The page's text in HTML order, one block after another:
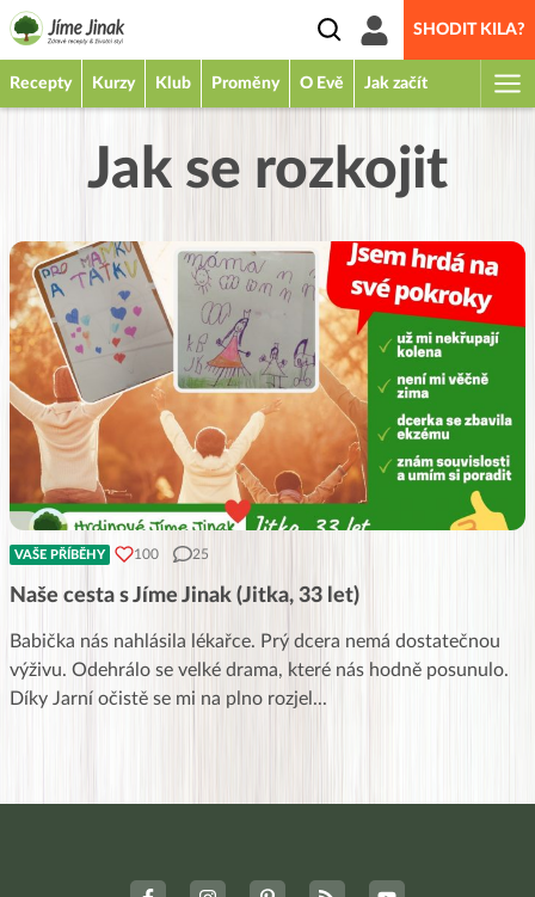
SHODIT KILA?
Recepty Kurzy Klub Proměny O Evě Jak začít
Jak se rozkojit
VAŠE PŘÍBĚHY 100 25
Naše cesta s Jíme Jinak (Jitka, 33 let)
Babička nás nahlásila lékařce. Prý dcera nemá dostatečnou
výživu. Odehrálo se velké drama, které nás hodně posunulo.
Díky Jarní očistě se mi na plno rozjel ...